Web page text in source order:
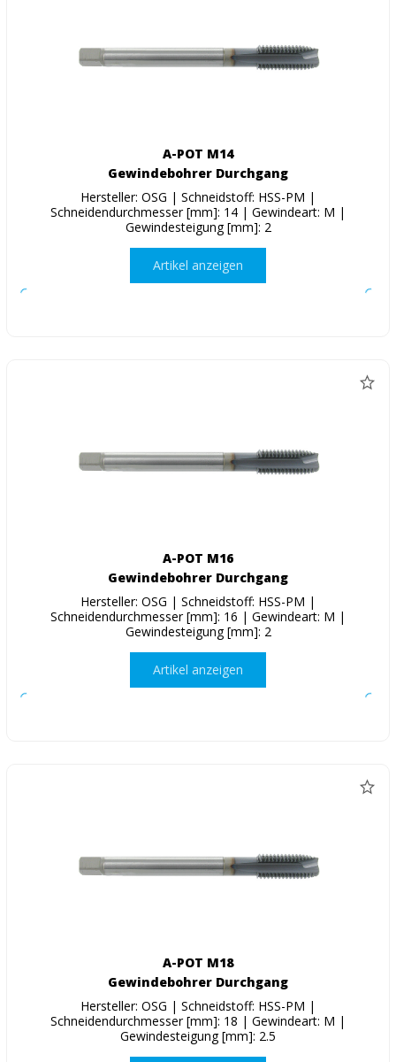
A-POT M14
Gewindebohrer Durchgang
Hersteller: OSG | Schneidstoff: HSS-PM |
Schneidendurchmesser [mm]: 14 | Gewindeart: M |
Gewindesteigung [mm]: 2
Artikel anzeigen
A-POT M16
Gewindebohrer Durchgang
Hersteller: OSG | Schneidstoff: HSS-PM |
Schneidendurchmesser [mm]: 16 | Gewindeart: M |
Gewindesteigung [mm]: 2
Artikel anzeigen
A-POT M18
Gewindebohrer Durchgang
Hersteller: OSG | Schneidstoff: HSS-PM |
Schneidendurchmesser [mm]: 18 | Gewindeart: M |
Gewindesteigung [mm]: 2.5